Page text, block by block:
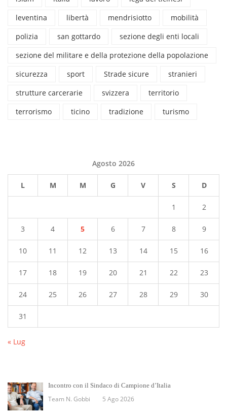
leventina
libertà mendrisiotto
mobilità
polizia
san gottardo
sezione degli enti locali
sezione del militare e della protezione della popolazione
sicurezza
sport Strade sicure
stranieri
strutture carcerarie
svizzera
territorio
terrorismo
ticino tradizione turismo
Agosto 2026
L M M G V S D
1 2
3 4 5 6 7 8 9
10 11 12 13 14 15 16
17 18 19 20 21 22 23
24 25 26 27 28 29 30
31
« Lug
Incontro con il Sindaco di Campione d’Italia
Team N. Gobbi 5 Ago 2026